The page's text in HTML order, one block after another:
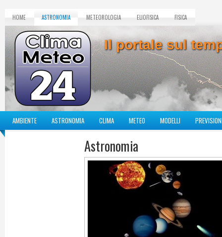
HOME ASTRONOMIA METEOROLOGIA ELIOFISICA FISICA
Il portale sul
AMBIENTE ASTRONOMIA CLIMA METEO MODELLI
Astronomia